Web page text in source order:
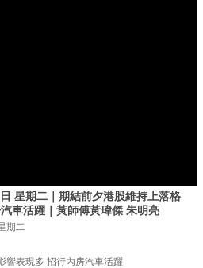
日 星期二｜期結前夕港股維持上落格
車活躍｜黃師傅黃瑋傑 朱明亮
期二
響表現多 招行內房汽車活躍